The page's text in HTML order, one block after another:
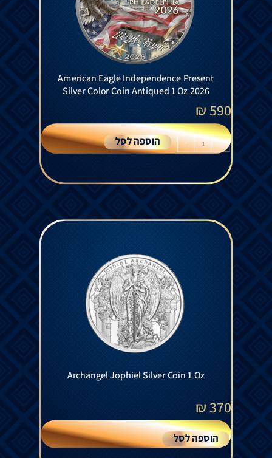
American Eagle Independence Present
Silver Color Coin Antiqued 1 Oz 2026
590
₪
-
+ הוספה לסל
Archangel Jophiel Silver Coin 1 Oz
370
₪
הוספה לסל